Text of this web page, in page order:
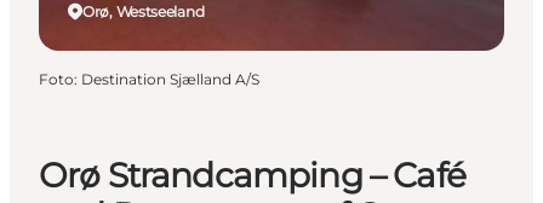
Orø Strandcamping – Café
Orø, Westseeland
Foto: Destination Sjælland A/S